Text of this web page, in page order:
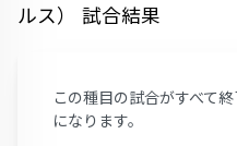
ルス） 試合結果
この種目の試合がすべて
になります。